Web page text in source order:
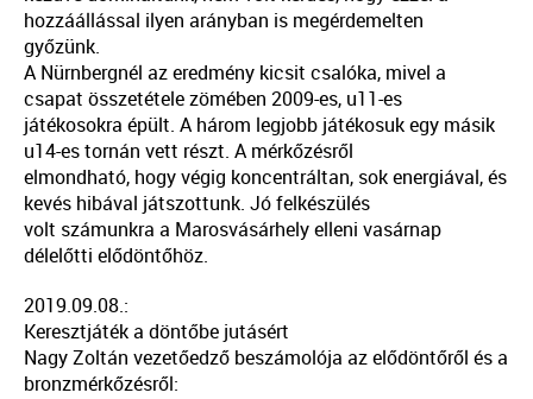
hozzáállással ilyen arányban is megérdemelten
győzünk.
A Nürnbergnél az eredmény kicsit csalóka, mivel a
csapat összetétele zömében 2009-es, u11-es
játékosokra épült. A három legjobb játékosuk egy másik
u14-es tornán vett részt. A mérkőzésről
elmondható, hogy végig koncentráltan, sok energiával, és
kevés hibával játszottunk. Jó felkészülés
volt számunkra a Marosvásárhely elleni vasárnap
délelőtti elődöntőhöz.
2019.09.08.:
Keresztjáték a döntőbe jutásért
Nagy Zoltán vezetőedző beszámolója az elődöntőről és a
bronzmérkőzésről: